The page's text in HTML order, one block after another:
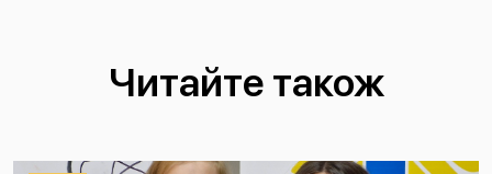
Читайте також